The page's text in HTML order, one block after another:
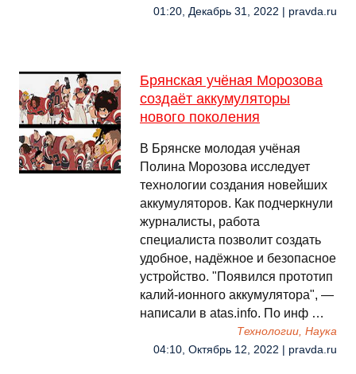
01:20, Декабрь 31, 2022 | pravda.ru
Брянская учёная Морозова
создаёт аккумуляторы
нового поколения
В Брянске молодая учёная
Полина Морозова исследует
технологии создания новейших
аккумуляторов. Как подчеркнули
журналисты, работа
специалиста позволит создать
удобное, надёжное и безопасное
устройство. "Появился прототип
калий-ионного аккумулятора", —
написали в atas.info. По инф …
Технологии, Наука
04:10, Октябрь 12, 2022 | pravda.ru